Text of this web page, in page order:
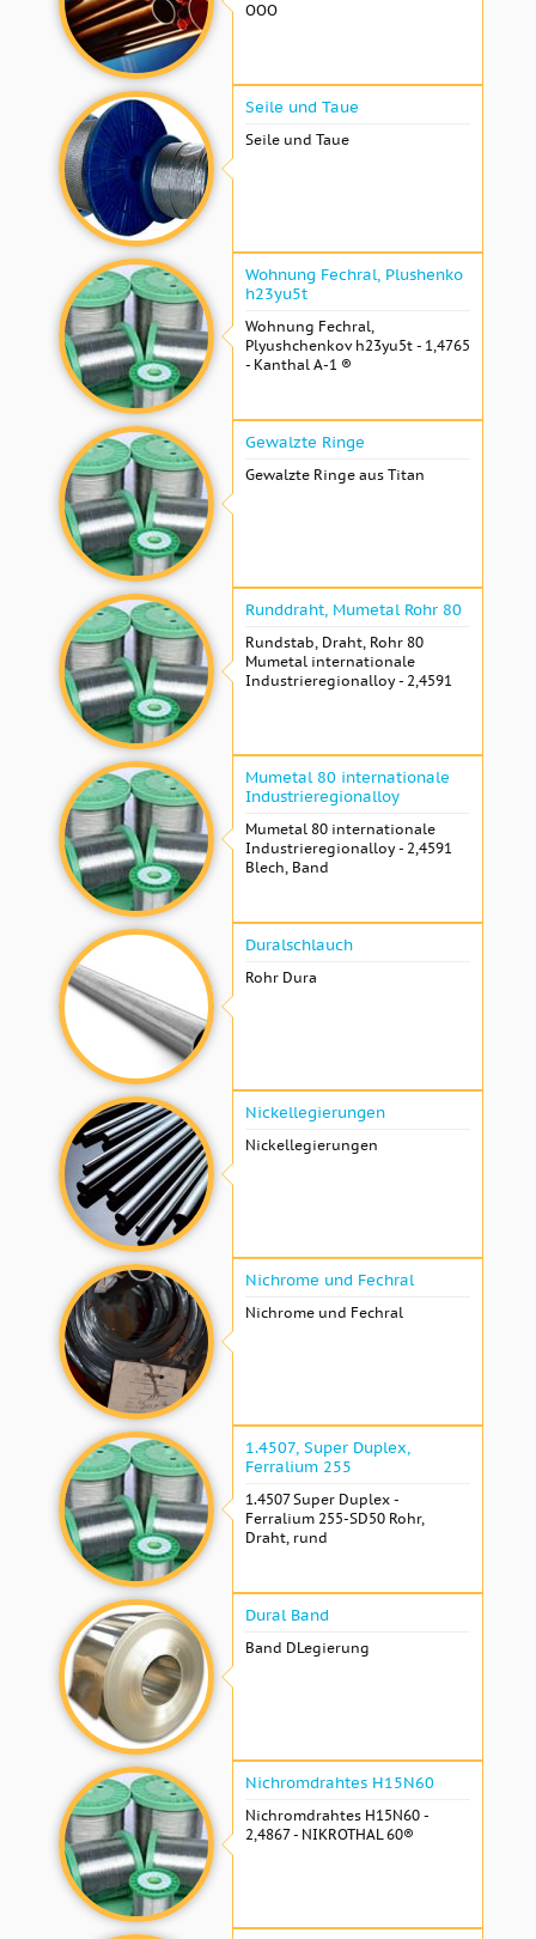
OOO
Seile und Taue
Seile und Taue
Wohnung Fechral, ​​Plushenko
h23yu5t
Wohnung Fechral, ​​
Plyushchenkov h23yu5t - 1,4765
- Kanthal A-1 ®
Gewalzte Ringe
Gewalzte Ringe aus Titan
Runddraht, Mumetal Rohr 80
Rundstab, Draht, Rohr 80
Mumetal internationale
Industrieregionalloy - 2,4591
Mumetal 80 internationale
Industrieregionalloy
Mumetal 80 internationale
Industrieregionalloy - 2,4591
Blech, Band
Duralschlauch
Rohr Dura
Nickellegierungen
Nickellegierungen
Nichrome und Fechral
Nichrome und Fechral
1.4507, Super Duplex,
Ferralium 255
1.4507 Super Duplex -
Ferralium 255-SD50 Rohr,
Draht, rund
Dural Band
Band DLegierung
Nichromdrahtes H15N60
Nichromdrahtes H15N60 -
2,4867 - NIKROTHAL 60®